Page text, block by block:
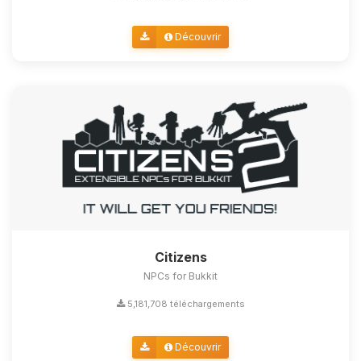
Découvrir
Citizens
NPCs for Bukkit
5,181,708 téléchargements
Découvrir